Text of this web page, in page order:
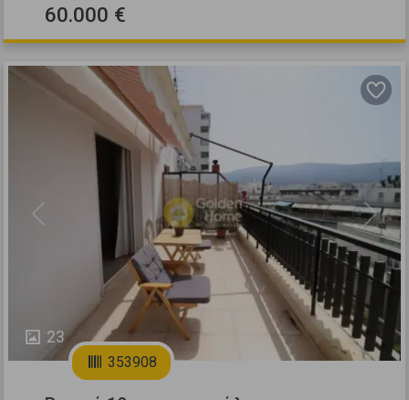
60.000 €
23
Previous Next
353908